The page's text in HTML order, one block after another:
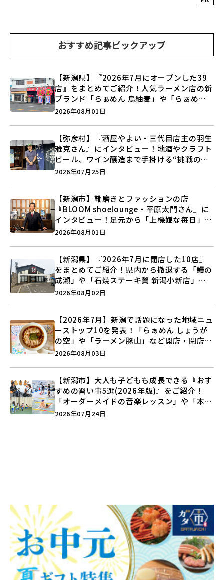
おすすめ記事ピックアップ
【新潟県】『2026年7月にオープンした39
店』をまとめてご紹介！人気ラーメン店の新
ブランド「らぁめん 鳥紬麦」や「らぁめん
しょうがの空」など盛りだくさん♪
2026年08月01日
【弥彦村】『酒屋やよい・三代目店主の羽生
雅克さん』にインタビュー！地酒やクラフト
ビール、ワイン醸造まで手掛ける“挑戦の歴
史”に迫る♪
2026年07月25日
【新潟市】靴磨きとファッションの店
『BLOOM shoelounge・平原太門さん』に
インタビュー！足元から「上機嫌な毎日」を
つくる装いの提案とは？
2026年08月01日
【新潟県】『2026年7月に閉店した10店』
をまとめてご紹介！県内から撤退する「鰻の
成瀬」や「石焼ステーキ贅 新潟小新店」が
営業に幕…。
2026年08月02日
【2026年7月】新潟で話題になった地域ニュ
ーストップ10を発表！「らぁめん しょうが
の空」や「ラーメン豚山」など開店・閉店の
注目記事をランキングでご紹介♪
2026年08月03日
【新潟市】大人も子どもも成長できる『おす
すめの習い事5選(2026年版)』をご紹介！
「オーダーメイドの音楽レッスン」や「本格
キックボクシング」で新しい自分を見つけよ
2026年07月24日